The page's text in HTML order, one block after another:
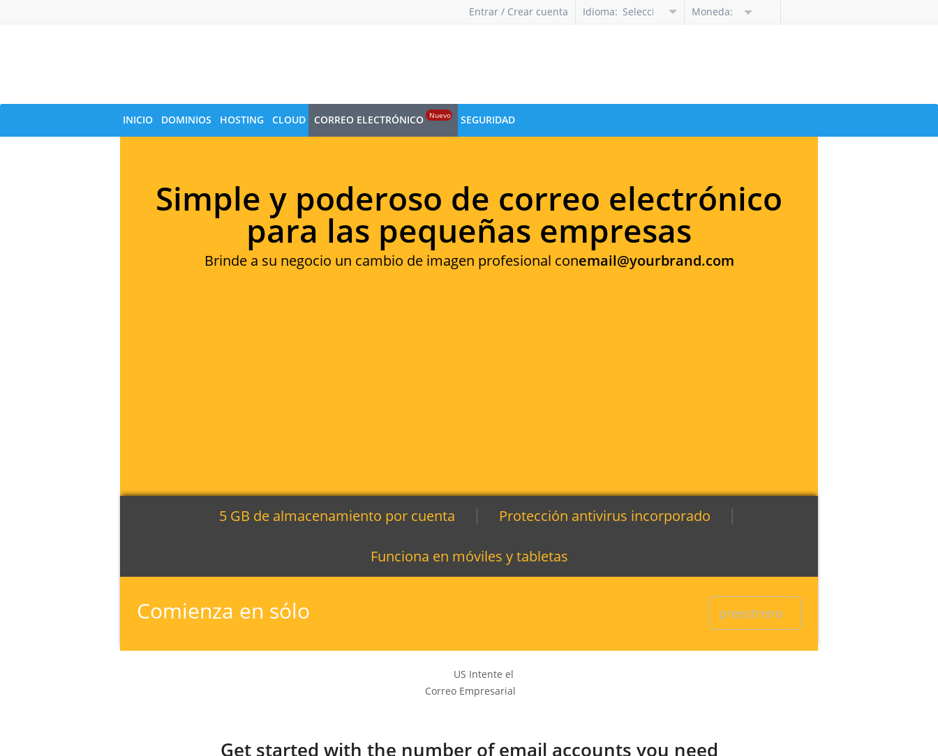
Entrar / Crear cuenta Idioma: Seleccione
Moneda:
INICIO DOMINIOS HOSTING CLOUD CORREO ELECTRÓNICO Nuevo SEGURIDAD
Simple y poderoso de correo electrónico
para las pequeñas empresas
Brinde a su negocio un cambio de imagen profesional conemail@yourbrand.com
5 GB de almacenamiento por cuenta | Protección antivirus incorporado |
Funciona en móviles y tabletas
Comienza en sólo preestreno
US Intente el
Correo Empresarial
Get started with the number of email accounts you need